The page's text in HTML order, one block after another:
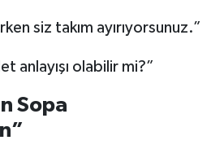
siz takım ayırıyorsunuz.”
anlayışı olabilir mi?”
Sopa